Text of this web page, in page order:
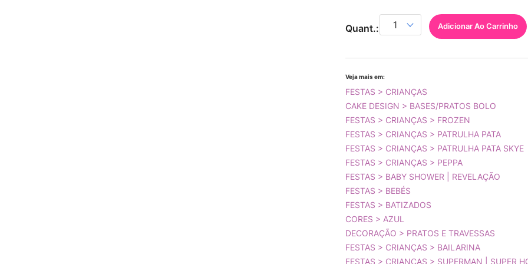
Quant.: Adicionar Ao Carrinho
Veja mais em:
FESTAS > CRIANÇAS
CAKE DESIGN > BASES/PRATOS BOLO
FESTAS > CRIANÇAS > FROZEN
FESTAS > CRIANÇAS > PATRULHA PATA
FESTAS > CRIANÇAS > PATRULHA PATA SKYE
FESTAS > CRIANÇAS > PEPPA
FESTAS > BABY SHOWER | REVELAÇÃO
FESTAS > BEBÉS
FESTAS > BATIZADOS
CORES > AZUL
DECORAÇÃO > PRATOS E TRAVESSAS
FESTAS > CRIANÇAS > BAILARINA
FESTAS > CRIANÇAS > SUPERMAN | SUPER